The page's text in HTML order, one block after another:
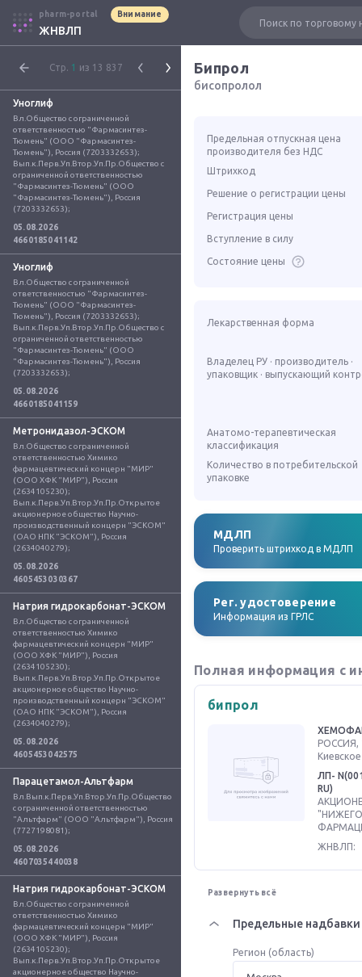
pharm-portal Внимание
ЖНВЛП
Стр. 1 из 13 837
Уноглиф
Вл.Общество с ограниченной
ответственностью "Фармасинтез-
Тюмень" (ООО "Фармасинтез-
Тюмень"), Россия (7203332653);
Вып.к.Перв.Уп.Втор.Уп.Пр.Общество с
ограниченной ответственностью
"Фармасинтез-Тюмень" (ООО
"Фармасинтез-Тюмень"), Россия
(7203332653);
05.08.2026
4660185041142
Уноглиф
Вл.Общество с ограниченной
ответственностью "Фармасинтез-
Тюмень" (ООО "Фармасинтез-
Тюмень"), Россия (7203332653);
Вып.к.Перв.Уп.Втор.Уп.Пр.Общество с
ограниченной ответственностью
"Фармасинтез-Тюмень" (ООО
"Фармасинтез-Тюмень"), Россия
(7203332653);
05.08.2026
4660185041159
Метронидазол-ЭСКОМ
Вл.Общество с ограниченной
ответственностью Химико
фармацевтический концерн "МИР"
(ООО ХФК "МИР"), Россия
(2634105230);
Вып.к.Перв.Уп.Втор.Уп.Пр.Открытое
акционерное общество Научно-
производственный концерн "ЭСКОМ"
(ОАО НПК "ЭСКОМ"), Россия
(2634040279);
05.08.2026
4605453030367
Натрия гидрокарбонат-ЭСКОМ
Вл.Общество с ограниченной
ответственностью Химико
фармацевтический концерн "МИР"
(ООО ХФК "МИР"), Россия
(2634105230);
Вып.к.Перв.Уп.Втор.Уп.Пр.Открытое
акционерное общество Научно-
производственный концерн "ЭСКОМ"
(ОАО НПК "ЭСКОМ"), Россия
(2634040279);
05.08.2026
4605453042575
Парацетамол-Альтфарм
Вл.Вып.к.Перв.Уп.Втор.Уп.Пр.Общество
с ограниченной ответственностью
"Альтфарм" (ООО "Альтфарм"), Россия
(7727198081);
05.08.2026
4607035440038
Натрия гидрокарбонат-ЭСКОМ
Вл.Общество с ограниченной
ответственностью Химико
фармацевтический концерн "МИР"
(ООО ХФК "МИР"), Россия
(2634105230);
Вып.к.Перв.Уп.Втор.Уп.Пр.Открытое
акционерное общество Научно-
Бипрол
бисопролол
Предельная отпускная цена
производителя без НДС
Штрихкод
Решение о регистрации цены
Регистрация цены
Вступление в силу
Состояние цены
Лекарственная форма
Владелец РУ · производитель ·
упаковщик · выпускающий
Анатомо-терапевтическая
классификация
Количество в потребительской
упаковке
МДЛП
Проверить штрихкод в МДЛП
Рег. удостоверение
Информация из ГРЛС
Полная информация с
бипрол
РОССИЯ,
ЛП-
RU)
ЖНВЛП:
Развернуть всё
Предельные надбавки
Регион (область)